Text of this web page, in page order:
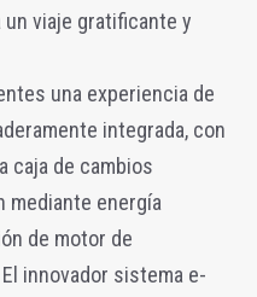
viaje gratificante y
una experiencia de
integrada, con
caja de cambios
energía
de motor de
innovador sistema e-